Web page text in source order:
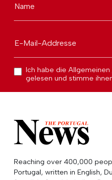
Name
E-Mail-Addresse
Ich habe die Allgemeinen
gelesen und stimme
Reaching over 400,000
Portugal, written in English,